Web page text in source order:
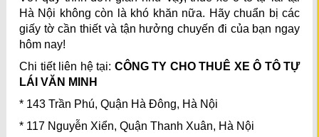
Hà Nội không còn là khó khăn nữa. Hãy chuẩn bị các
giấy tờ cần thiết và tận hưởng chuyến đi của bạn ngay
hôm nay!
Chi tiết liên hệ tại: CÔNG TY CHO THUÊ XE Ô TÔ TỰ
LÁI VĂN MINH
* 143 Trần Phú, Quận Hà Đông, Hà Nội
* 117 Nguyễn Xiển, Quận Thanh Xuân, Hà Nội